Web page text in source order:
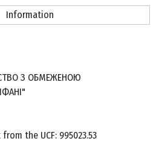
Information
З ОБМЕЖЕНОЮ
the UCF: 995023.53